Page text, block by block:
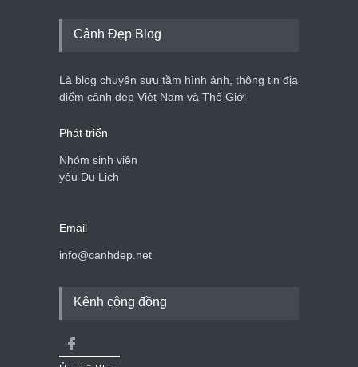
Cảnh Đẹp Blog
Là blog chuyên sưu tầm hình ảnh, thông tin địa
điểm cảnh đẹp Việt Nam và Thế Giới
Phát triển
Nhóm sinh viên
yêu Du Lịch
Email
info@canhdep.net
Kênh cộng đồng